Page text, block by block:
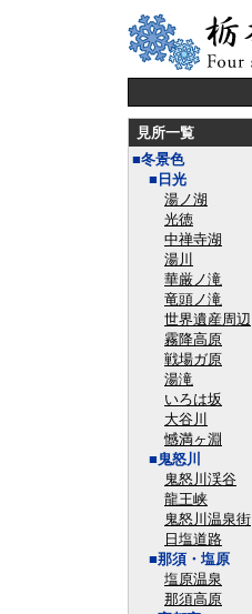
見所一覧
■冬景色
■日光
湯ノ湖
光徳
中禅寺湖
湯川
華厳ノ滝
竜頭ノ滝
世界遺産周辺
霧降高原
戦場ガ原
湯滝
いろは坂
大谷川
憾満ヶ淵
■鬼怒川
鬼怒川渓谷
龍王峡
鬼怒川温泉街
日塩道路
■那須・塩原
塩原温泉
那須高原